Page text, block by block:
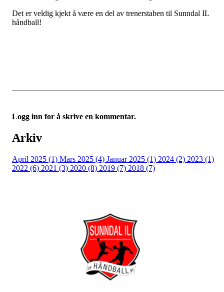
Det er veldig kjekt å være en del av trenerstaben til Sunndal IL
håndball!
Logg inn for å skrive en kommentar.
Arkiv
April 2025 (1) Mars 2025 (4) Januar 2025 (1) 2024 (2) 2023 (1)
2022 (6) 2021 (3) 2020 (8) 2019 (7) 2018 (7)